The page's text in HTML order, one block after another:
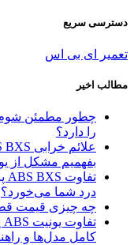
دسترسی سریع
تعمیر ای بی اس
مطالب اخیر
چطور مطمئن شوم
را دارد؟
بفهمیم مشکل از
درد شما می‌خورد؟
چه چیزی قیمت
کامل مدل‌ها و